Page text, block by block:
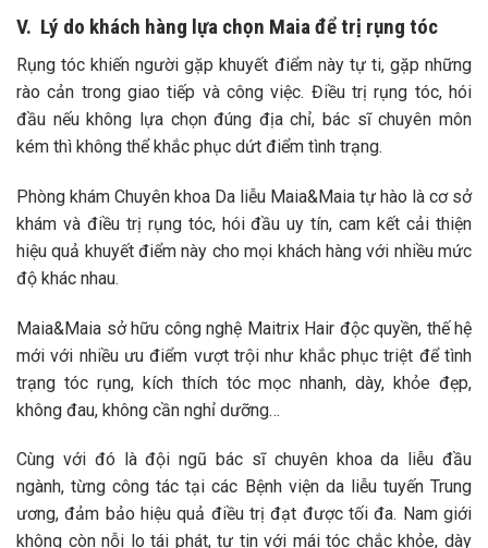
V. Lý do khách hàng lựa chọn Maia để trị rụng tóc
Rụng tóc khiến người gặp khuyết điểm này tự ti, gặp những
rào cản trong giao tiếp và công việc. Điều trị rụng tóc, hói
đầu nếu không lựa chọn đúng địa chỉ, bác sĩ chuyên môn
kém thì không thể khắc phục dứt điểm tình trạng.
Phòng khám Chuyên khoa Da liễu Maia&Maia tự hào là cơ sở
khám và điều trị rụng tóc, hói đầu uy tín, cam kết cải thiện
hiệu quả khuyết điểm này cho mọi khách hàng với nhiều mức
độ khác nhau.
Maia&Maia sở hữu công nghệ Maitrix Hair độc quyền, thế hệ
mới với nhiều ưu điểm vượt trội như khắc phục triệt để tình
trạng tóc rụng, kích thích tóc mọc nhanh, dày, khỏe đẹp,
không đau, không cần nghỉ dưỡng…
Cùng với đó là đội ngũ bác sĩ chuyên khoa da liễu đầu
ngành, từng công tác tại các Bệnh viện da liễu tuyến Trung
ương, đảm bảo hiệu quả điều trị đạt được tối đa. Nam giới
không còn nỗi lo tái phát, tự tin với mái tóc chắc khỏe, dày